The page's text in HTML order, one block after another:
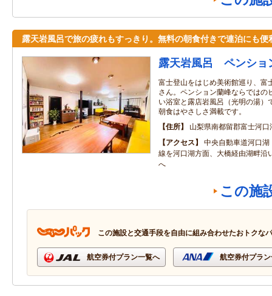
露天岩風呂で旅の疲れもすっきり。無料の朝食付きで連泊にも便
露天岩風呂 ペンショ
富士登山をはじめ美術館巡り、富
さん。ペンション蘭峰ならではの
い浴室と露店岩風呂（光明の湯）
朝食はやさしさ満載です。
住所
山梨県南都留郡富士河
アクセス
中央自動車道河口
線を河口湖方面、大橋経由湖畔沿
へ
この施
この施設と交通手段を自由に組み合わせたおトクな
航空券付プラン一覧へ 航空券付プラ